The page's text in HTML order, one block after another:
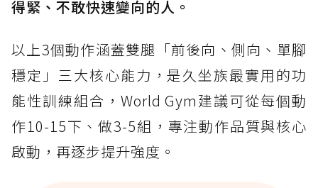
得緊、不敢快速變向的人。
以上3個動作涵蓋雙腿「前後向、側向、單腳
穩定」三大核心能力，是久坐族最實用的功
能性訓練組合，World Gym建議可從每個動
作10-15下、做3-5組，專注動作品質與核心
啟動，再逐步提升強度。